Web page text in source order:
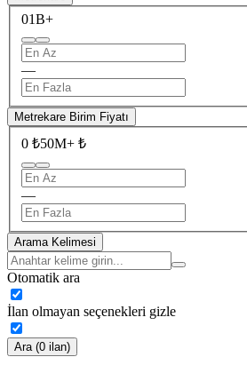
01B+
—
Metrekare Birim Fiyatı
0 ₺50M+ ₺
—
Arama Kelimesi
Otomatik ara
İlan olmayan seçenekleri gizle
Ara (0 ilan)